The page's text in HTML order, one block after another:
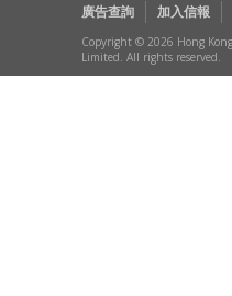
廣告查詢
加入信報
Copyright © 2026 Hong
Limited. All rights reserved.